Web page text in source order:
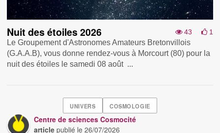
43 1
Nuit des étoiles 2026
Le Groupement d'Astronomes Amateurs Bretonvillois
(G.A.A.B), vous donne rendez-vous à Morcourt (80) pour la
nuit des étoiles le samedi 08 août ...
UNIVERS COSMOLOGIE
Centre de sciences Cosmocité
article publié le26/07/2026